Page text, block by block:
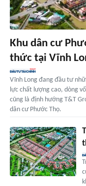
Khu dân cư
thức tại Vĩnh
Vĩnh Long đang đầu tư
lực chất lượng cao, dòng
cũng là định hướng T&T
dân cư Phước Thọ.